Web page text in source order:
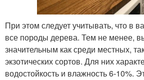
При этом следует учитывать, что в
все породы дерева. Тем не менее,
значительным как среди местных,
экзотических сортов. Для них
водостойкость и влажность 6-10%.